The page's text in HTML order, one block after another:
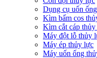
Dụng cụ uốn
Kìm bấm cos
Kìm cắt cáp
Máy đột lỗ thủy
Máy ép thủy lực
Máy uốn ống